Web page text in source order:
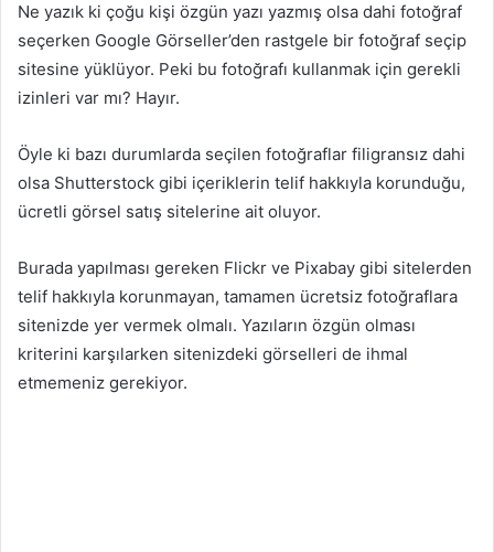
Ne yazık ki çoğu kişi özgün yazı yazmış olsa dahi fotoğraf
seçerken Google Görseller’den rastgele bir fotoğraf seçip
sitesine yüklüyor. Peki bu fotoğrafı kullanmak için gerekli
izinleri var mı? Hayır.
Öyle ki bazı durumlarda seçilen fotoğraflar filigransız dahi
olsa Shutterstock gibi içeriklerin telif hakkıyla korunduğu,
ücretli görsel satış sitelerine ait oluyor.
Burada yapılması gereken Flickr ve Pixabay gibi sitelerden
telif hakkıyla korunmayan, tamamen ücretsiz fotoğraflara
sitenizde yer vermek olmalı. Yazıların özgün olması
kriterini karşılarken sitenizdeki görselleri de ihmal
etmemeniz gerekiyor.